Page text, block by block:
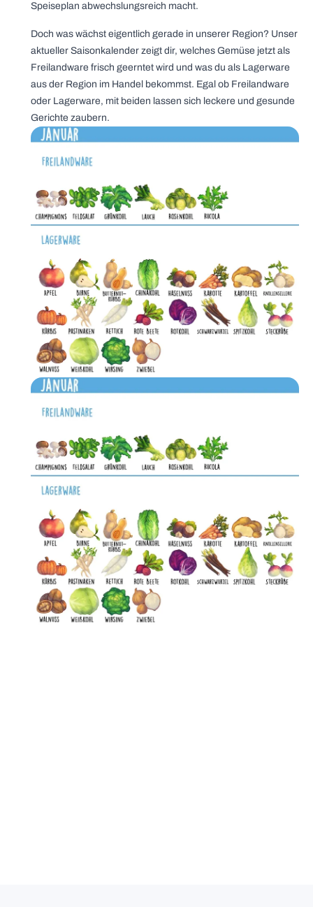
Speiseplan abwechslungsreich macht.
Doch was wächst eigentlich gerade in unserer Region? Unser
aktueller Saisonkalender zeigt dir, welches Gemüse jetzt als
Freilandware frisch geerntet wird und was du als Lagerware
aus der Region im Handel bekommst. Egal ob Freilandware
oder Lagerware, mit beiden lassen sich leckere und gesunde
Gerichte zaubern.